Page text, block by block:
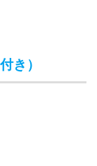
き）